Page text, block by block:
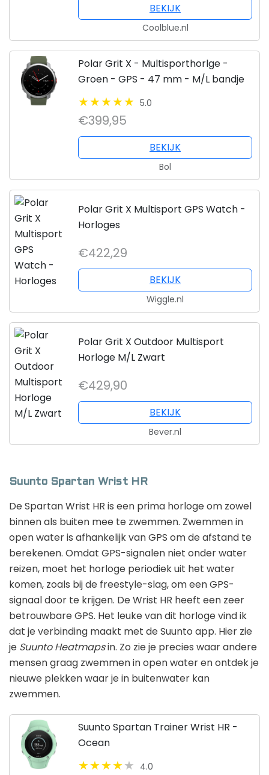
BEKIJK
Coolblue.nl
Polar Grit X - Multisporthorlge -
Groen - GPS - 47 mm - M/L bandje
5.0
€399,95
BEKIJK
Bol
Polar Grit X Multisport GPS Watch -
Horloges
€422,29
BEKIJK
Wiggle.nl
Polar Grit X Outdoor Multisport
Horloge M/L Zwart
€429,90
BEKIJK
Bever.nl
Suunto Spartan Wrist HR
De Spartan Wrist HR is een prima horloge om zowel
binnen als buiten mee te zwemmen. Zwemmen in
open water is afhankelijk van GPS om de afstand te
berekenen. Omdat GPS-signalen niet onder water
reizen, moet het horloge periodiek uit het water
komen, zoals bij de freestyle-slag, om een ​​GPS-
signaal door te krijgen. De Wrist HR heeft een zeer
betrouwbare GPS. Het leuke van dit horloge vind ik
dat je verbinding maakt met de Suunto app. Hier zie
je Suunto Heatmapsin. Zo zie je precies waar andere
mensen graag zwemmen in open water en ontdek je
nieuwe plekken waar je in buitenwater kan
zwemmen.
Suunto Spartan Trainer Wrist HR -
Ocean
4.0